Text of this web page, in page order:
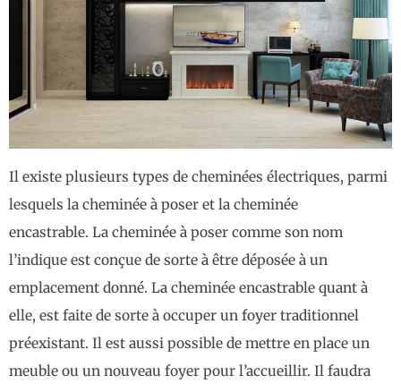
Il existe plusieurs types de cheminées électriques, parmi
lesquels la cheminée à poser et la cheminée
encastrable. La cheminée à poser comme son nom
l’indique est conçue de sorte à être déposée à un
emplacement donné. La cheminée encastrable quant à
elle, est faite de sorte à occuper un foyer traditionnel
préexistant. Il est aussi possible de mettre en place un
meuble ou un nouveau foyer pour l’accueillir. Il faudra